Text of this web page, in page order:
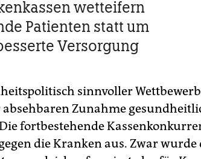
wetteifern
Patienten statt um
Versorgung
sinnvoller
absehbaren Zunahme
fortbestehende
die Kranken aus. Zwar wurde